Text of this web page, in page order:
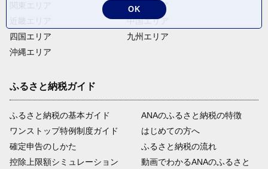
四国エリア
沖縄エリア
中部エリア
中国エリア
九州エリア
ふるさと納税ガイド
ふるさと納税の基本ガイド
ワンストップ特例制度ガイド
確定申告のしかた
控除上限額シミュレーション
ANAのふるさと納税の特徴
はじめての方へ
ふるさと納税の流れ
動画でわかるANAのふるさと
OK